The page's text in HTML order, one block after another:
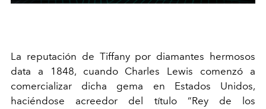
La reputación de Tiffany por diamantes hermosos
data a 1848, cuando Charles Lewis comenzó a
comercializar dicha gema en Estados Unidos,
haciéndose acreedor del título “Rey de los